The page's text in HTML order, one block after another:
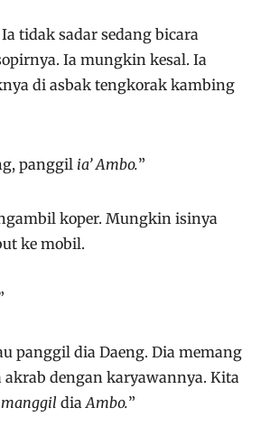
tidak sadar sedang bicara
Ia mungkin kesal. Ia
di asbak tengkorak kambing
panggil ia’ Ambo.”
koper. Mungkin isinya
ke mobil.
panggil dia Daeng. Dia memang
akrab dengan karyawannya. Kita
manggil diaAmbo.”